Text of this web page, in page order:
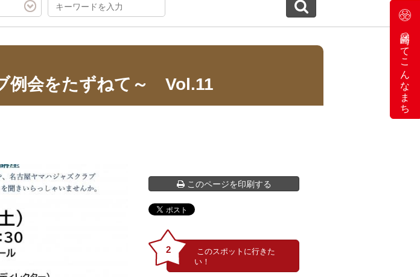
岡崎ってこんなまち
例会をたずねて～ Vol.11
このページを印刷する
2